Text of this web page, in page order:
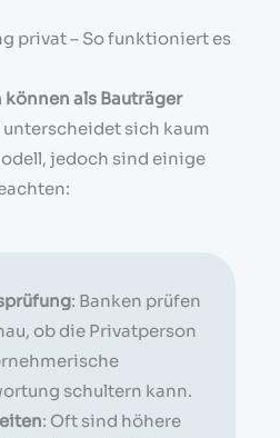
privat – So funktioniert es
als Bauträger
unterscheidet sich kaum
jedoch sind einige
: Banken prüfen
ob die Privatperson
schultern kann.
: Oft sind höhere